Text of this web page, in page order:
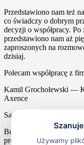
Przedstawiono nam też
co świadczy o dobrym
decyzji o współpracy.
przedstawiono nam aż
zaproszonych na
dzisiaj.
Polecam współpracę z
Kamil Grocholewski —
Axence
Sales
Butikowa agencja
projektów